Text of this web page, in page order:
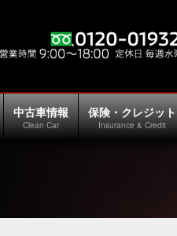
中古車情報
Clean Car
保険・クレジット
Insurance & Credit